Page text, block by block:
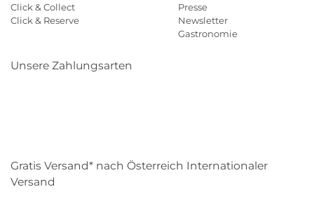
Click & Collect
Click & Reserve
Presse
Newsletter
Gastronomie
Unsere Zahlungsarten
Gratis Versand* nach Österreich Internationaler
Versand